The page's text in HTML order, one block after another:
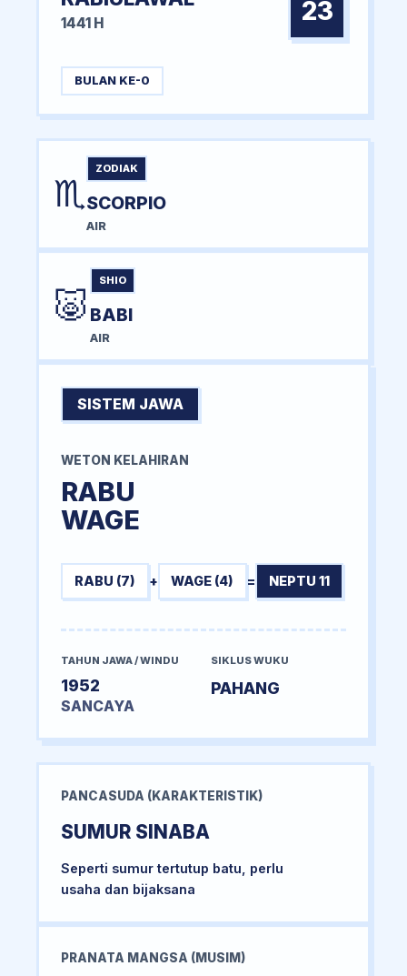
1441 H 23
BULAN KE-0
♏
ZODIAK
SCORPIO
AIR
🐷
SHIO
BABI
AIR
SISTEM JAWA
WETON KELAHIRAN
RABU
WAGE
RABU (7) + WAGE (4) = NEPTU 11
TAHUN JAWA / WINDU
1952
SANCAYA
SIKLUS WUKU
PAHANG
PANCASUDA (KARAKTERISTIK)
SUMUR SINABA
Seperti sumur tertutup batu, perlu
usaha dan bijaksana
PRANATA MANGSA (MUSIM)